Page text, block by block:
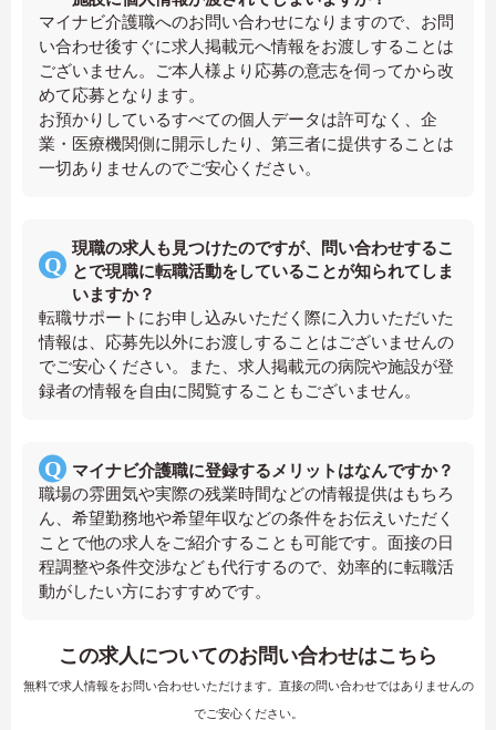
マイナビ介護職へのお問い合わせになりますので、お問
い合わせ後すぐに求人掲載元へ情報をお渡しすることは
ございません。ご本人様より応募の意志を伺ってから改
めて応募となります。
お預かりしているすべての個人データは許可なく、企
業・医療機関側に開示したり、第三者に提供することは
一切ありませんのでご安心ください。
現職の求人も見つけたのですが、問い合わせするこ
とで現職に転職活動をしていることが知られてしま
いますか？
転職サポートにお申し込みいただく際に入力いただいた
情報は、応募先以外にお渡しすることはございませんの
でご安心ください。また、求人掲載元の病院や施設が登
録者の情報を自由に閲覧することもございません。
マイナビ介護職に登録するメリットはなんですか？
職場の雰囲気や実際の残業時間などの情報提供はもちろ
ん、希望勤務地や希望年収などの条件をお伝えいただく
ことで他の求人をご紹介することも可能です。面接の日
程調整や条件交渉なども代行するので、効率的に転職活
動がしたい方におすすめです。
この求人についてのお問い合わせはこちら
無料で求人情報をお問い合わせいただけます。直接の問い合わせではありませんの
でご安心ください。